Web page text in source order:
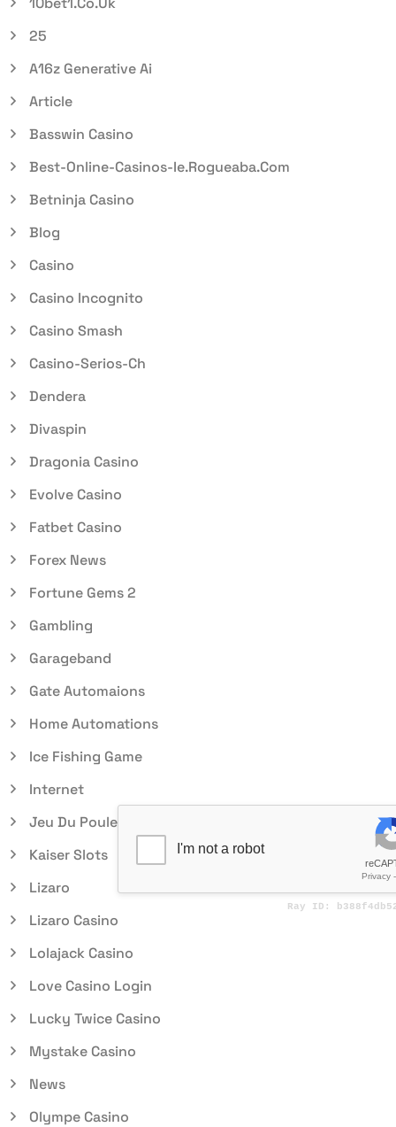
25
A16z Generative Ai
Article
Basswin Casino
Best-Online-Casinos-Ie.rogueaba.com
Betninja Casino
Blog
Casino
Casino Incognito
Casino Smash
Casino-Serios-Ch
Dendera
Divaspin
Dragonia Casino
Evolve Casino
Fatbet Casino
Forex News
Fortune Gems 2
Gambling
Garageband
Gate Automaions
Home Automations
Ice Fishing Game
Internet
Jeu Du Poulet
Kaiser Slots
Lizaro
Lizaro Casino
Lolajack Casino
Love Casino Login
Lucky Twice Casino
Mystake Casino
News
Olympe Casino